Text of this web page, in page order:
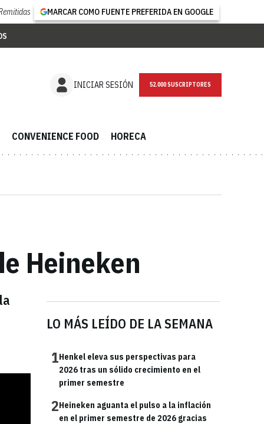
MARCAR COMO FUENTE PREFERIDA EN GOOGLE
INICIAR SESIÓN NEWSLETTER
CONVENIENCE FOOD HORECA
Heineken
LO MÁS LEÍDO DE LA SEMANA
1Henkel eleva sus perspectivas para
2026 tras un sólido crecimiento en el
primer semestre
2Heineken aguanta el pulso a la inflación
en el primer semestre de 2026 gracias